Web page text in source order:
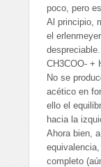
poco, pero
Al principio,
el
CH3COO- +
No se
acético en
ello el
hacia la
Ahora bien,
completo